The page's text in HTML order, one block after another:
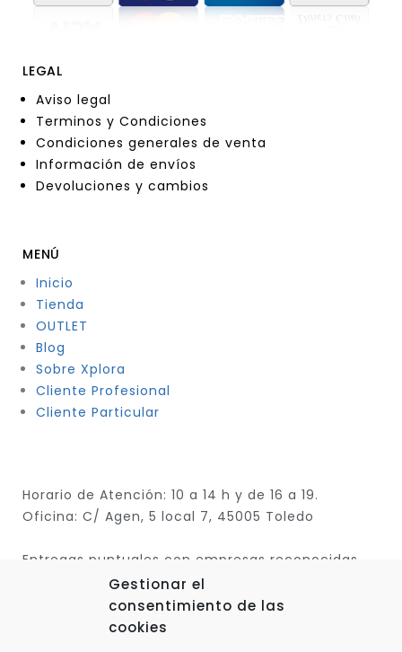
Gestionar el
consentimiento de las
cookies
LEGAL
Aviso legal
Terminos y Condiciones
Condiciones generales de venta
Información de envíos
Devoluciones y cambios
MENÚ
Inicio
Tienda
OUTLET
Blog
Sobre Xplora
Cliente Profesional
Cliente Particular
Horario de Atención: 10 a 14 h y de 16 a 19.
Oficina: C/ Agen, 5 local 7, 45005 Toledo
Entregas puntuales con empresas reconocidas